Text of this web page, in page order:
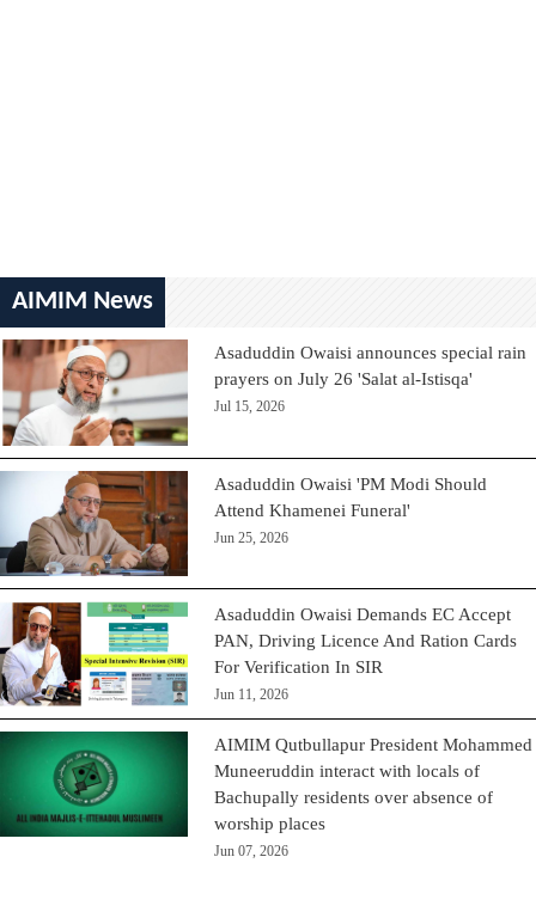
AIMIM News
Asaduddin Owaisi announces special rain
prayers on July 26 'Salat al-Istisqa'
Jul 15, 2026
Asaduddin Owaisi 'PM Modi Should
Attend Khamenei Funeral'
Jun 25, 2026
Asaduddin Owaisi Demands EC Accept
PAN, Driving Licence And Ration Cards
For Verification In SIR
Jun 11, 2026
AIMIM Qutbullapur President Mohammed
Muneeruddin interact with locals of
Bachupally residents over absence of
worship places
Jun 07, 2026